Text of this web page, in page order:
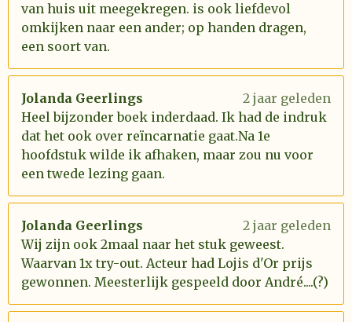
van huis uit meegekregen. is ook liefdevol
omkijken naar een ander; op handen dragen,
een soort van.
Jolanda Geerlings
2 jaar geleden
Heel bijzonder boek inderdaad. Ik had de indruk
dat het ook over reïncarnatie gaat.Na 1e
hoofdstuk wilde ik afhaken, maar zou nu voor
een twede lezing gaan.
Jolanda Geerlings
2 jaar geleden
Wij zijn ook 2maal naar het stuk geweest.
Waarvan 1x try-out. Acteur had Lojis d'Or prijs
gewonnen. Meesterlijk gespeeld door André....(?)